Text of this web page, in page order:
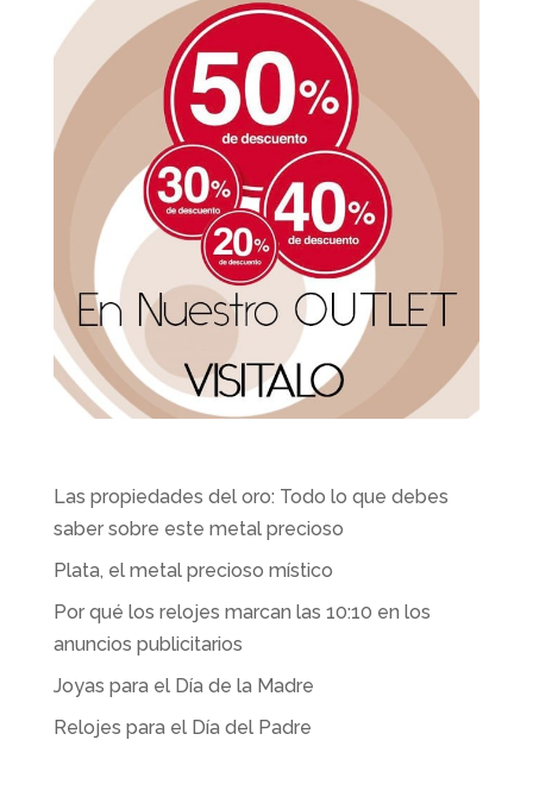
Las propiedades del oro: Todo lo que debes
saber sobre este metal precioso
Plata, el metal precioso místico
Por qué los relojes marcan las 10:10 en los
anuncios publicitarios
Joyas para el Día de la Madre
Relojes para el Día del Padre